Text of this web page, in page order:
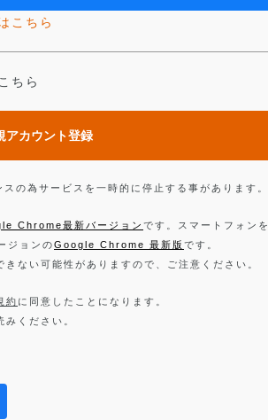
こちら
ちら
アカウント登録
の為サービスを一時的に停止する事があります。
Chrome最新バージョン です。スマートフォンを
ジョンのGoogle Chrome 最新版 です。
ない可能性がありますので、ご注意ください。
約 に同意したことになります。
みください。